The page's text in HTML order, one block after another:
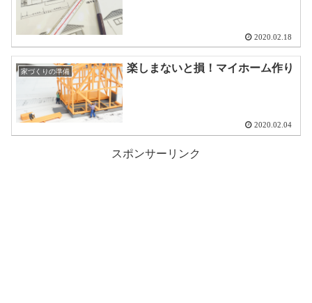
2020.02.18
家づくりの準備 楽しまないと損！マイホーム作り
2020.02.04
スポンサーリンク